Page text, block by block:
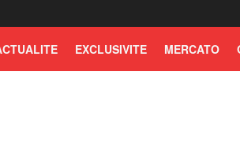
EXCLUSIVITE MERCATO